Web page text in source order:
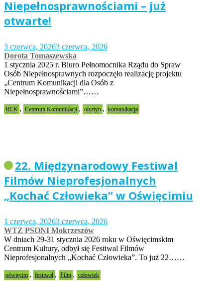
Niepełnosprawnościami – już
otwarte!
3 czerwca, 20263 czerwca, 2026
Dorota Tomaszewska
1 stycznia 2025 r. Biuro Pełnomocnika Rządu do Spraw
Osób Niepełnosprawnych rozpoczęło realizację projektu
„Centrum Komunikacji dla Osób z
Niepełnosprawnościami”……
RCK , Centrum Komunikacji , olsztyn , komunikacja
22. Międzynarodowy Festiwal
Filmów Nieprofesjonalnych
„Kochać Człowieka” w Oświęcimiu
1 czerwca, 20263 czerwca, 2026
WTZ PSONI Mokrzeszów
W dniach 29-31 stycznia 2026 roku w Oświęcimskim
Centrum Kultury, odbył się Festiwal Filmów
Nieprofesjonalnych „Kochać Człowieka”. To już 22……
oświęcim , festiwal , Film , człowiek